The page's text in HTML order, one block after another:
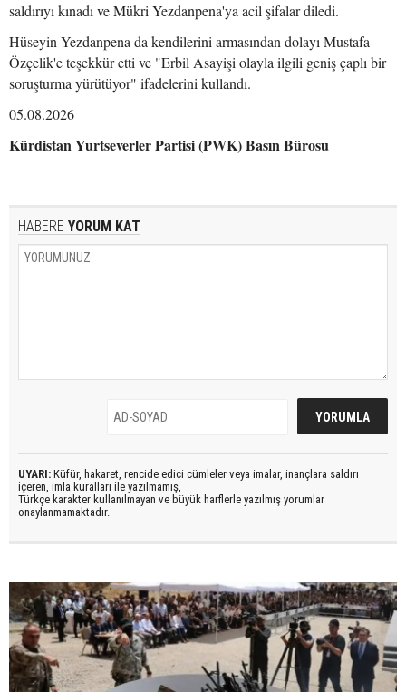
saldırıyı kınadı ve Mükri Yezdanpena'ya acil şifalar diledi.
Hüseyin Yezdanpena da kendilerini armasından dolayı Mustafa
Özçelik'e teşekkür etti ve "Erbil Asayişi olayla ilgili geniş çaplı bir
soruşturma yürütüyor" ifadelerini kullandı.
05.08.2026
Kürdistan Yurtseverler Partisi (PWK) Basın Bürosu
HABERE YORUM KAT
UYARI: Küfür, hakaret, rencide edici cümleler veya imalar, inançlara saldırı
içeren, imla kuralları ile yazılmamış,
Türkçe karakter kullanılmayan ve büyük harflerle yazılmış yorumlar
onaylanmamaktadır.